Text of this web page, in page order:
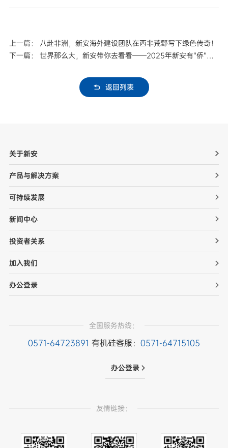
上一篇： 八赴非洲，新安海外建设团队在西非荒野写下绿色传奇！
下一篇： 世界那么大，新安带你去看看——2025年新安有“侨”者
返回列表
关于新安
产品与解决方案
可持续发展
新闻中心
投资者关系
加入我们
办公登录
全国服务热线：
0571-64723891 有机硅客服： 0571-64715105
办公登录
友情链接：